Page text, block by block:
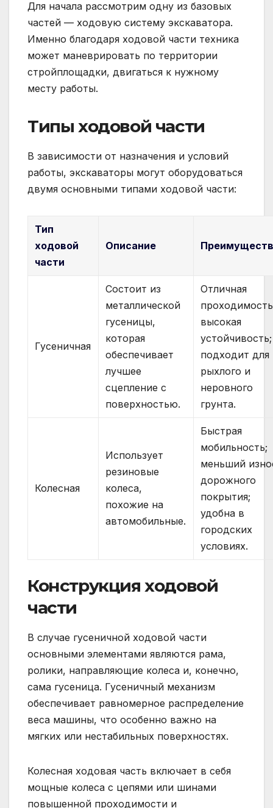
Для начала рассмотрим одну из базовых
частей — ходовую систему экскаватора.
Именно благодаря ходовой части техника
может маневрировать по территории
стройплощадки, двигаться к нужному
месту работы.
Типы ходовой части
В зависимости от назначения и условий
работы, экскаваторы могут оборудоваться
двумя основными типами ходовой части:
Тип
ходовой
части
Описание
Гусеничная
Состоит из
металлической
гусеницы,
которая
обеспечивает
лучшее
сцепление с
поверхностью.
Отличная
высокая
устойчивость;
подходит для
рыхлого и
неровного
грунта.
Колесная
Использует
резиновые
колеса,
похожие на
автомобильные.
Быстрая
мобильность;
меньший
дорожного
покрытия;
удобна в
городских
условиях.
Конструкция ходовой
части
В случае гусеничной ходовой части
основными элементами являются рама,
ролики, направляющие колеса и, конечно,
сама гусеница. Гусеничный механизм
обеспечивает равномерное распределение
веса машины, что особенно важно на
мягких или нестабильных поверхностях.
Колесная ходовая часть включает в себя
мощные колеса с цепями или шинами
повышенной проходимости и